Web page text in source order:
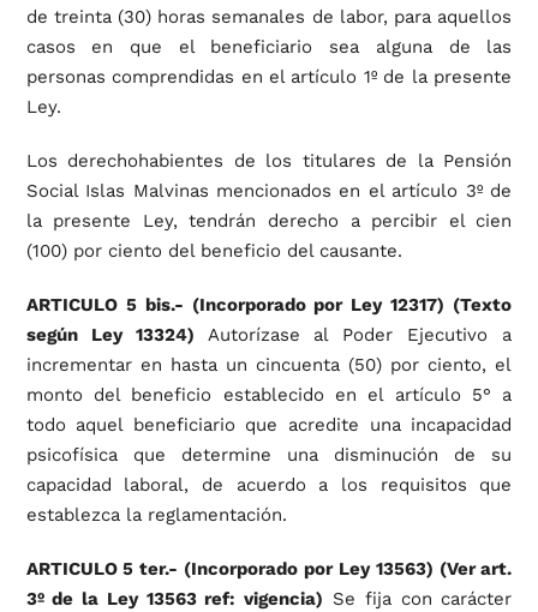
de treinta (30) horas semanales de labor, para aquellos
casos en que el beneficiario sea alguna de las
personas comprendidas en el artículo 1º de la presente
Ley.
Los derechohabientes de los titulares de la Pensión
Social Islas Malvinas mencionados en el artículo 3º de
la presente Ley, tendrán derecho a percibir el cien
(100) por ciento del beneficio del causante.
ARTICULO 5 bis.- (Incorporado por Ley 12317) (Texto
según Ley 13324) Autorízase al Poder Ejecutivo a
incrementar en hasta un cincuenta (50) por ciento, el
monto del beneficio establecido en el artículo 5° a
todo aquel beneficiario que acredite una incapacidad
psicofísica que determine una disminución de su
capacidad laboral, de acuerdo a los requisitos que
establezca la reglamentación.
ARTICULO 5 ter.- (Incorporado por Ley 13563) (Ver art.
3º de la Ley 13563 ref: vigencia) Se fija con carácter